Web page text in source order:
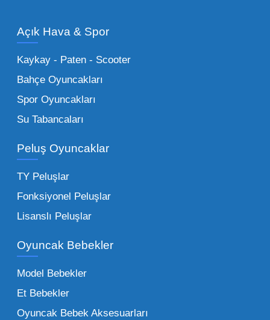
stok imkanımızla sunulmaktadır.
Küçük Oyuncaklar:
sağlayan toptan küçük oyuncaklar, bakkallar,
Bu kategorideki küçük oyuncaklar toptan
alımlarda çok düşük maliyetlerle yüksek
adetli stok yapmanıza olanak tanır. Özellikle
sürpriz paketler ve figürler, çocukların
harçlıklarıyla kolayca alabildiği ürünlerdir.
Çocuk Oyuncakları Toptan Seçenekleri:
Bebeklik döneminden ergenliğe kadar geniş
toptan tedariği yaparken, piyasadaki en son
figürlerden geleneksel oyun setlerine kadar
her şeyi portföyümüzde bulabilirsiniz.
Açık Hava & Spor
Kaykay - Paten - Scooter
Bahçe Oyuncakları
Spor Oyuncakları
Su Tabancaları
Peluş Oyuncaklar
TY Peluşlar
Fonksiyonel Peluşlar
Lisanslı Peluşlar
Oyuncak Bebekler
Model Bebekler
Et Bebekler
Oyuncak Bebek Aksesuarları